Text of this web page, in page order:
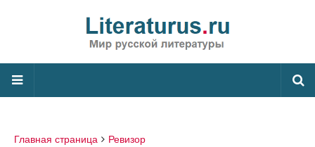
Главная страница Ревизор